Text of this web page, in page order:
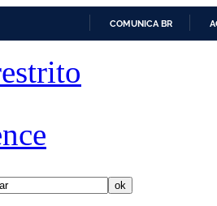
COMUNICA BR